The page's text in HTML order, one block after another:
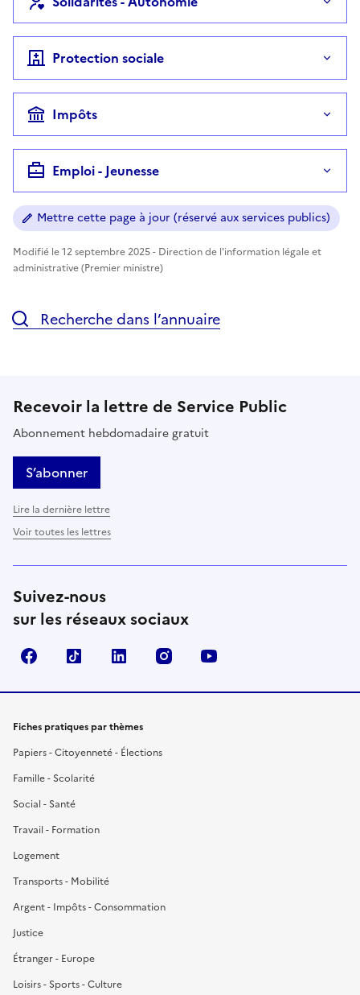
Protection sociale
Impôts
Emploi - Jeunesse
Mettre cette page à jour (réservé aux services publics)
Modifié le 12 septembre 2025 - Direction de l'information légale et
administrative (Premier ministre)
Recherche dans l’annuaire
Recevoir la lettre de Service Public
Abonnement hebdomadaire gratuit
S’abonner
Lire la dernière lettre
Voir toutes les lettres
Suivez-nous
sur les réseaux sociaux
FacebookTikTok LinkedIn Instagram
Fiches pratiques par thèmes
Papiers - Citoyenneté - Élections
Famille - Scolarité
Social - Santé
Travail - Formation
Logement
Transports - Mobilité
Argent - Impôts - Consommation
Justice
Étranger - Europe
Loisirs - Sports - Culture